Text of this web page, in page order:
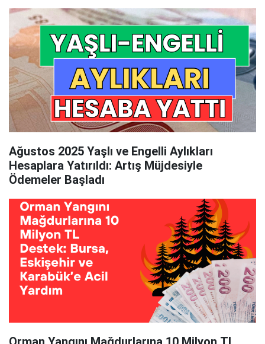
Ağustos 2025 Yaşlı ve Engelli Aylıkları
Hesaplara Yatırıldı: Artış Müjdesiyle
Ödemeler Başladı